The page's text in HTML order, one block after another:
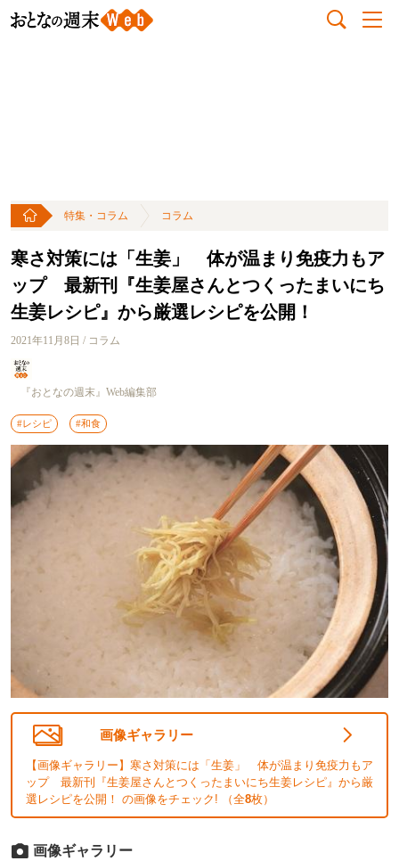
特集・コラム コラム
寒さ対策には「生姜」 体が温まり免疫力もア
ップ 最新刊『生姜屋さんとつくったまいにち
生姜レシピ』から厳選レシピを公開！
2021年11月8日 / コラム
『おとなの週末』Web編集部
#レシピ #和食
画像ギャラリー
【画像ギャラリー】寒さ対策には「生姜」 体が温まり免疫力もア
ップ 最新刊『生姜屋さんとつくったまいにち生姜レシピ』から厳
選レシピを公開！ の画像をチェック! （全8枚）
画像ギャラリー